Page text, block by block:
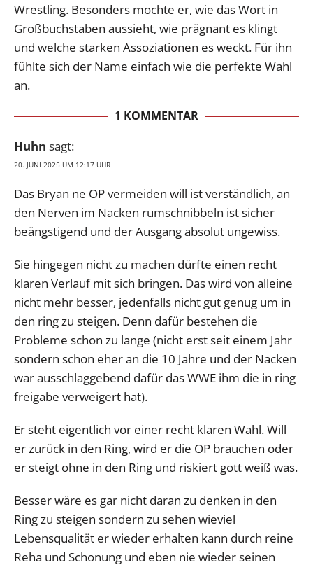
Wrestling. Besonders mochte er, wie das Wort in
Großbuchstaben aussieht, wie prägnant es klingt
und welche starken Assoziationen es weckt. Für ihn
fühlte sich der Name einfach wie die perfekte Wahl
an.
1 KOMMENTAR
Huhn sagt:
20. JUNI 2025 UM 12:17 UHR
Das Bryan ne OP vermeiden will ist verständlich, an
den Nerven im Nacken rumschnibbeln ist sicher
beängstigend und der Ausgang absolut ungewiss.
Sie hingegen nicht zu machen dürfte einen recht
klaren Verlauf mit sich bringen. Das wird von alleine
nicht mehr besser, jedenfalls nicht gut genug um in
den ring zu steigen. Denn dafür bestehen die
Probleme schon zu lange (nicht erst seit einem Jahr
sondern schon eher an die 10 Jahre und der Nacken
war ausschlaggebend dafür das WWE ihm die in ring
freigabe verweigert hat).
Er steht eigentlich vor einer recht klaren Wahl. Will
er zurück in den Ring, wird er die OP brauchen oder
er steigt ohne in den Ring und riskiert gott weiß was.
Besser wäre es gar nicht daran zu denken in den
Ring zu steigen sondern zu sehen wieviel
Lebensqualität er wieder erhalten kann durch reine
Reha und Schonung und eben nie wieder seinen